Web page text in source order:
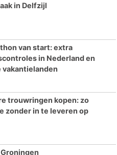
in Delfzijl
van start: extra
in Nederland en
vakantielanden
trouwringen kopen: zo
zonder in te leveren op